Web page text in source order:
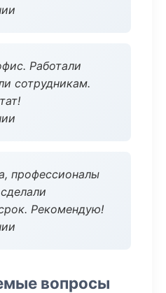
Работали
сотрудникам.
профессионалы
Рекомендую!
вопросы